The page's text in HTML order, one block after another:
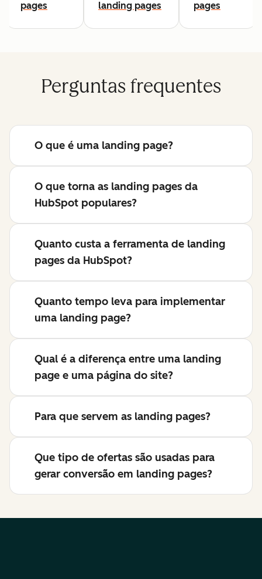
pages landing pages pages
Perguntas frequentes
O que é uma landing page?
O que torna as landing pages da
HubSpot populares?
Quanto custa a ferramenta de landing
pages da HubSpot?
Quanto tempo leva para implementar
uma landing page?
Qual é a diferença entre uma landing
page e uma página do site?
Para que servem as landing pages?
Que tipo de ofertas são usadas para
gerar conversão em landing pages?